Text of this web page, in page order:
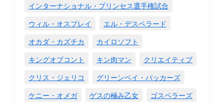
インターナショナル・プリンセス選手権試合
ウィル・オスプレイ
エル・デスペラード
オカダ・カズチカ
カイロソフト
キングオブコント
キン肉マン
クリエイティブ
クリス・ジェリコ
グリーンベイ・パッカーズ
ケニー・オメガ
ゲスの極み乙女
ゴスペラーズ